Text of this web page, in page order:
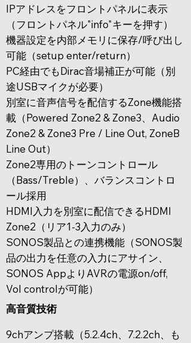
IPアドレスをフロントパネルに表示
（フロントパネル"info"キーを押す）
機器設定を内部メモリに保存/呼び出し
可能（setup enter/return）
PC経由でもDirac音場補正が可能（別
途USBマイクが必要）
別室に音声信号を配信するZone機能搭
載（Powered Zone2 & Zone3、Audio
Zone2 & Zone3 Pre / Line Out, ZoneB
Line Out）
Zone2専用のトーンコントロール
（Bass/Treble）、バランスコントロ
ール採用
HDMI入力を別室に配信できるHDMI
Zone2（リア1-3入力のみ）
SONOS製品との連携機能（SONOS製
品の出力を任意の入力にアサイン、
SONOS AppよりAVRの電源on/off,
Vol controlが可能）
高音質技術
9chアンプ搭載（5.2.4ch、7.2.2ch、も